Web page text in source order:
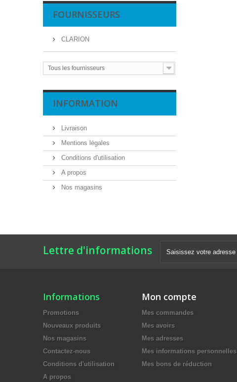
FOURNISSEURS
CLARION
Tous les fournisseurs
INFORMATION
Livraison
Mentions légales
Conditions d'utilisation
A propos
Nos magasins
Lettre d'informations
Informations
Promotions
Nouveaux produits
Nos magasins
Contactez-nous
Conditions d'utilisation
A propos
Mon compte
Mes commandes
Mes avoirs
Mes adresses
Mes informations personnelles
Mes bons de réduction